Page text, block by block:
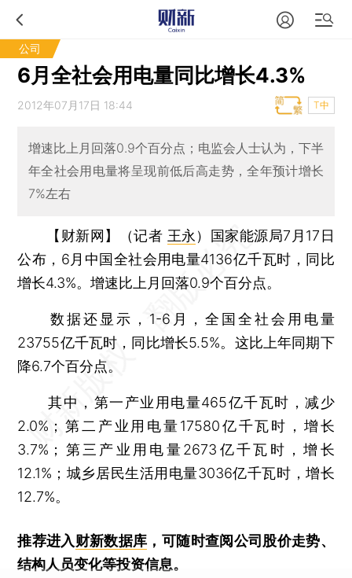
公司
6月全社会用电量同比增长4.3%
2012年07月17日 18:44 T中
增速比上月回落0.9个百分点；电监会人士认为，下半
年全社会用电量将呈现前低后高走势，全年预计增长
7%左右
【财新网】（记者 王永 ） 国家能源局7月17日
公布，6月中国全社会用电量4136亿千瓦时，同比
增长4.3%。增速比上月回落0.9个百分点。
数据还显示，1-6月，全国全社会用电量
23755亿千瓦时，同比增长5.5%。这比上年同期下
降6.7个百分点。
其中，第一产业用电量465亿千瓦时，减少
2.0%；第二产业用电量17580亿千瓦时，增长
3.7%；第三产业用电量2673亿千瓦时，增长
12.1%；城乡居民生活用电量3036亿千瓦时，增长
12.7%。
推荐进入财新数据库 ，可随时查阅公司股价走势、
结构人员变化等投资信息。